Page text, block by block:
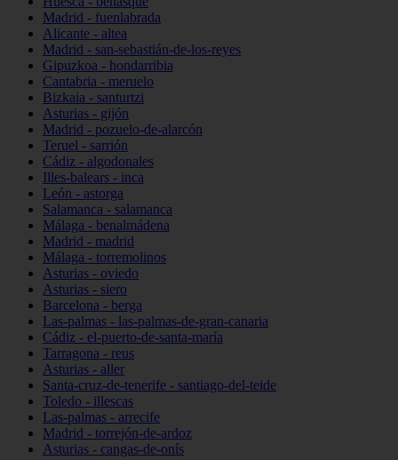
Madrid - fuenlabrada
Alicante - altea
Madrid - san-sebastián-de-los-reyes
Gipuzkoa - hondarribia
Cantabria - meruelo
Bizkaia - santurtzi
Asturias - gijón
Madrid - pozuelo-de-alarcón
Teruel - sarrión
Cádiz - algodonales
Illes-balears - inca
León - astorga
Salamanca - salamanca
Málaga - benalmádena
Madrid - madrid
Málaga - torremolinos
Asturias - oviedo
Asturias - siero
Barcelona - berga
Las-palmas - las-palmas-de-gran-canaria
Cádiz - el-puerto-de-santa-maría
Tarragona - reus
Asturias - aller
Santa-cruz-de-tenerife - santiago-del-teide
Toledo - illescas
Las-palmas - arrecife
Madrid - torrejón-de-ardoz
Asturias - cangas-de-onís